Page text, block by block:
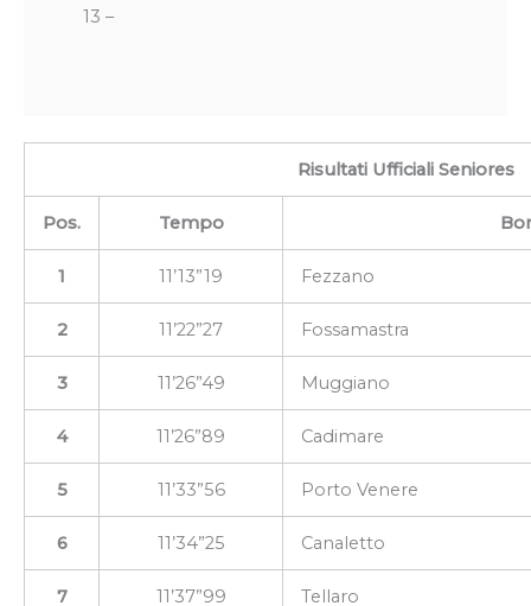
13 –
Risultati Ufficiali Seniores
Pos. Tempo
1 11’13”19 Fezzano
2 11’22”27 Fossamastra
3 11’26”49 Muggiano
4 11’26”89 Cadimare
5 11’33”56 Porto Venere
6 11’34”25 Canaletto
7 11’37”99 Tellaro